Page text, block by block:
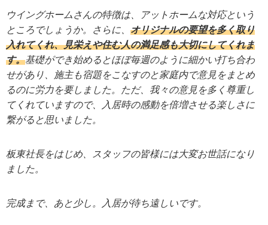
ウイングホームさんの特徴は、アットホームな対応という
ところでしょうか。さらに、 オリジナルの要望を多く取り
入れてくれ、見栄えや住む人の満足感も大切にしてくれま
す。基礎ができ始めるとほぼ毎週のように細かい打ち合わ
せがあり、施主も宿題をこなすのと家庭内で意見をまとめ
るのに労力を要しました。ただ、我々の意見を多く尊重し
てくれていますので、入居時の感動を倍増させる楽しさに
繋がると思いました。
板東社長をはじめ、スタッフの皆様には大変お世話になり
ました。
完成まで、あと少し。入居が待ち遠しいです。